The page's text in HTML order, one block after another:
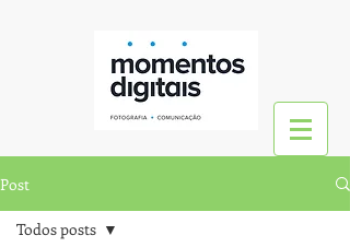
Post
Todos posts